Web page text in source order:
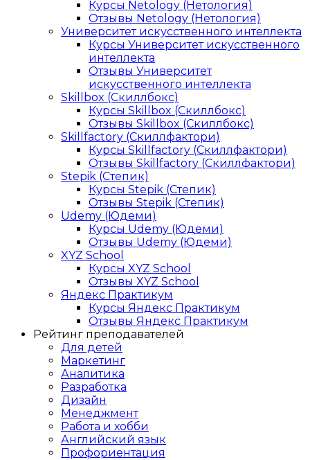
Курсы Netology (Нетология)
Отзывы Netology (Нетология)
Университет искусственного интеллекта
Курсы Университет искусственного
интеллекта
Отзывы Университет
искусственного интеллекта
Skillbox (Скиллбокс)
Курсы Skillbox (Скиллбокс)
Отзывы Skillbox (Скиллбокс)
Skillfactory (Скиллфактори)
Курсы Skillfactory (Скиллфактори)
Отзывы Skillfactory (Скиллфактори)
Stepik (Степик)
Курсы Stepik (Степик)
Отзывы Stepik (Степик)
Udemy (Юдеми)
Курсы Udemy (Юдеми)
Отзывы Udemy (Юдеми)
XYZ School
Курсы XYZ School
Отзывы XYZ School
Яндекс Практикум
Курсы Яндекс Практикум
Отзывы Яндекс Практикум
Рейтинг преподавателей
Для детей
Маркетинг
Аналитика
Разработка
Дизайн
Менеджмент
Работа и хобби
Английский язык
Профориентация